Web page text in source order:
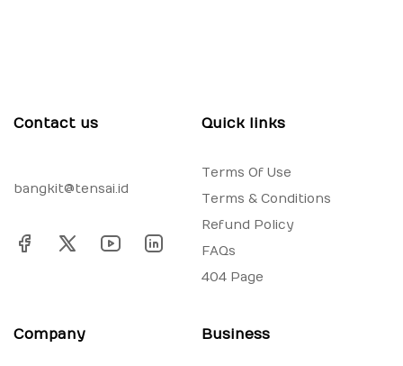
Contact us
bangkit@tensai.id
Quick links
Terms Of Use
Terms & Conditions
Refund Policy
FAQs
404 Page
Company Business